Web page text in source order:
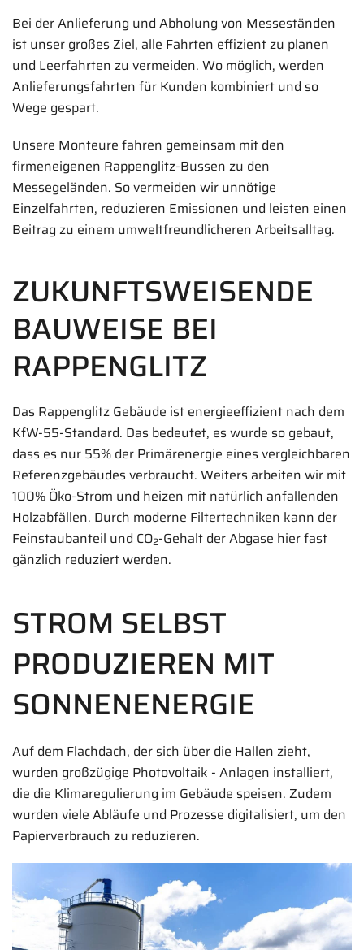
Bei der Anlieferung und Abholung von Messeständen
ist unser großes Ziel, alle Fahrten effizient zu planen
und Leerfahrten zu vermeiden. Wo möglich, werden
Anlieferungsfahrten für Kunden kombiniert und so
Wege gespart.
Unsere Monteure fahren gemeinsam mit den
firmeneigenen Rappenglitz-Bussen zu den
Messegeländen. So vermeiden wir unnötige
Einzelfahrten, reduzieren Emissionen und leisten einen
Beitrag zu einem umweltfreundlicheren Arbeitsalltag.
ZUKUNFTSWEISENDE
BAUWEISE BEI
RAPPENGLITZ
Das Rappenglitz Gebäude ist energieeffizient nach dem
KfW-55-Standard. Das bedeutet, es wurde so gebaut,
dass es nur 55% der Primärenergie eines vergleichbaren
Referenzgebäudes verbraucht. Weiters arbeiten wir mit
100% Öko-Strom und heizen mit natürlich anfallenden
Holzabfällen. Durch moderne Filtertechniken kann der
Feinstaubanteil und CO2-Gehalt der Abgase hier fast
gänzlich reduziert werden.
STROM SELBST
PRODUZIEREN MIT
SONNENENERGIE
Auf dem Flachdach, der sich über die Hallen zieht,
wurden großzügige Photovoltaik - Anlagen installiert,
die die Klimaregulierung im Gebäude speisen. Zudem
wurden viele Abläufe und Prozesse digitalisiert, um den
Papierverbrauch zu reduzieren.